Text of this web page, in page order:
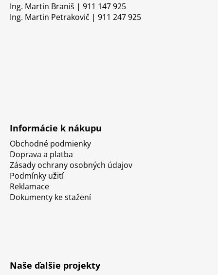
Ing. Martin Braniš | 911 147 925
Ing. Martin Petrakovič | 911 247 925
Informácie k nákupu
Obchodné podmienky
Doprava a platba
Zásady ochrany osobných údajov
Podmínky užití
Reklamace
Dokumenty ke stažení
Naše ďalšie projekty